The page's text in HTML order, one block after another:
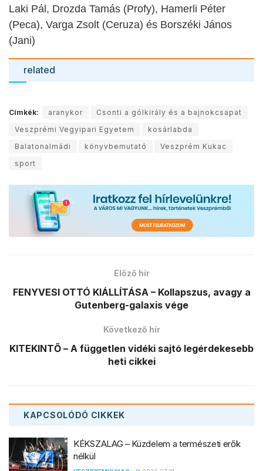
Laki Pál, Drozda Tamás (Profy), Hamerli Péter
(Peca), Varga Zsolt (Ceruza) és Borszéki János
(Jani)
related
Címkék: aranykor
Csonti a gólkirály és a bajnokcsapat
Veszprémi Vegyipari Egyetem
kosárlabda
Balatonalmádi
könyvbemutató
Veszprém Kukac
sport
Előző hír
FENYVESI OTTÓ KIÁLLÍTÁSA – Kollapszus, avagy a
Gutenberg-galaxis vége
Következő hír
KITEKINTŐ – A független vidéki sajtó legérdekesebb
heti cikkei
KAPCSOLÓDÓ CIKKEK
KÉKSZALAG – Küzdelem a természeti erők
nélkül